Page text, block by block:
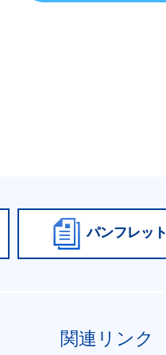
パンフレット
関連リンク